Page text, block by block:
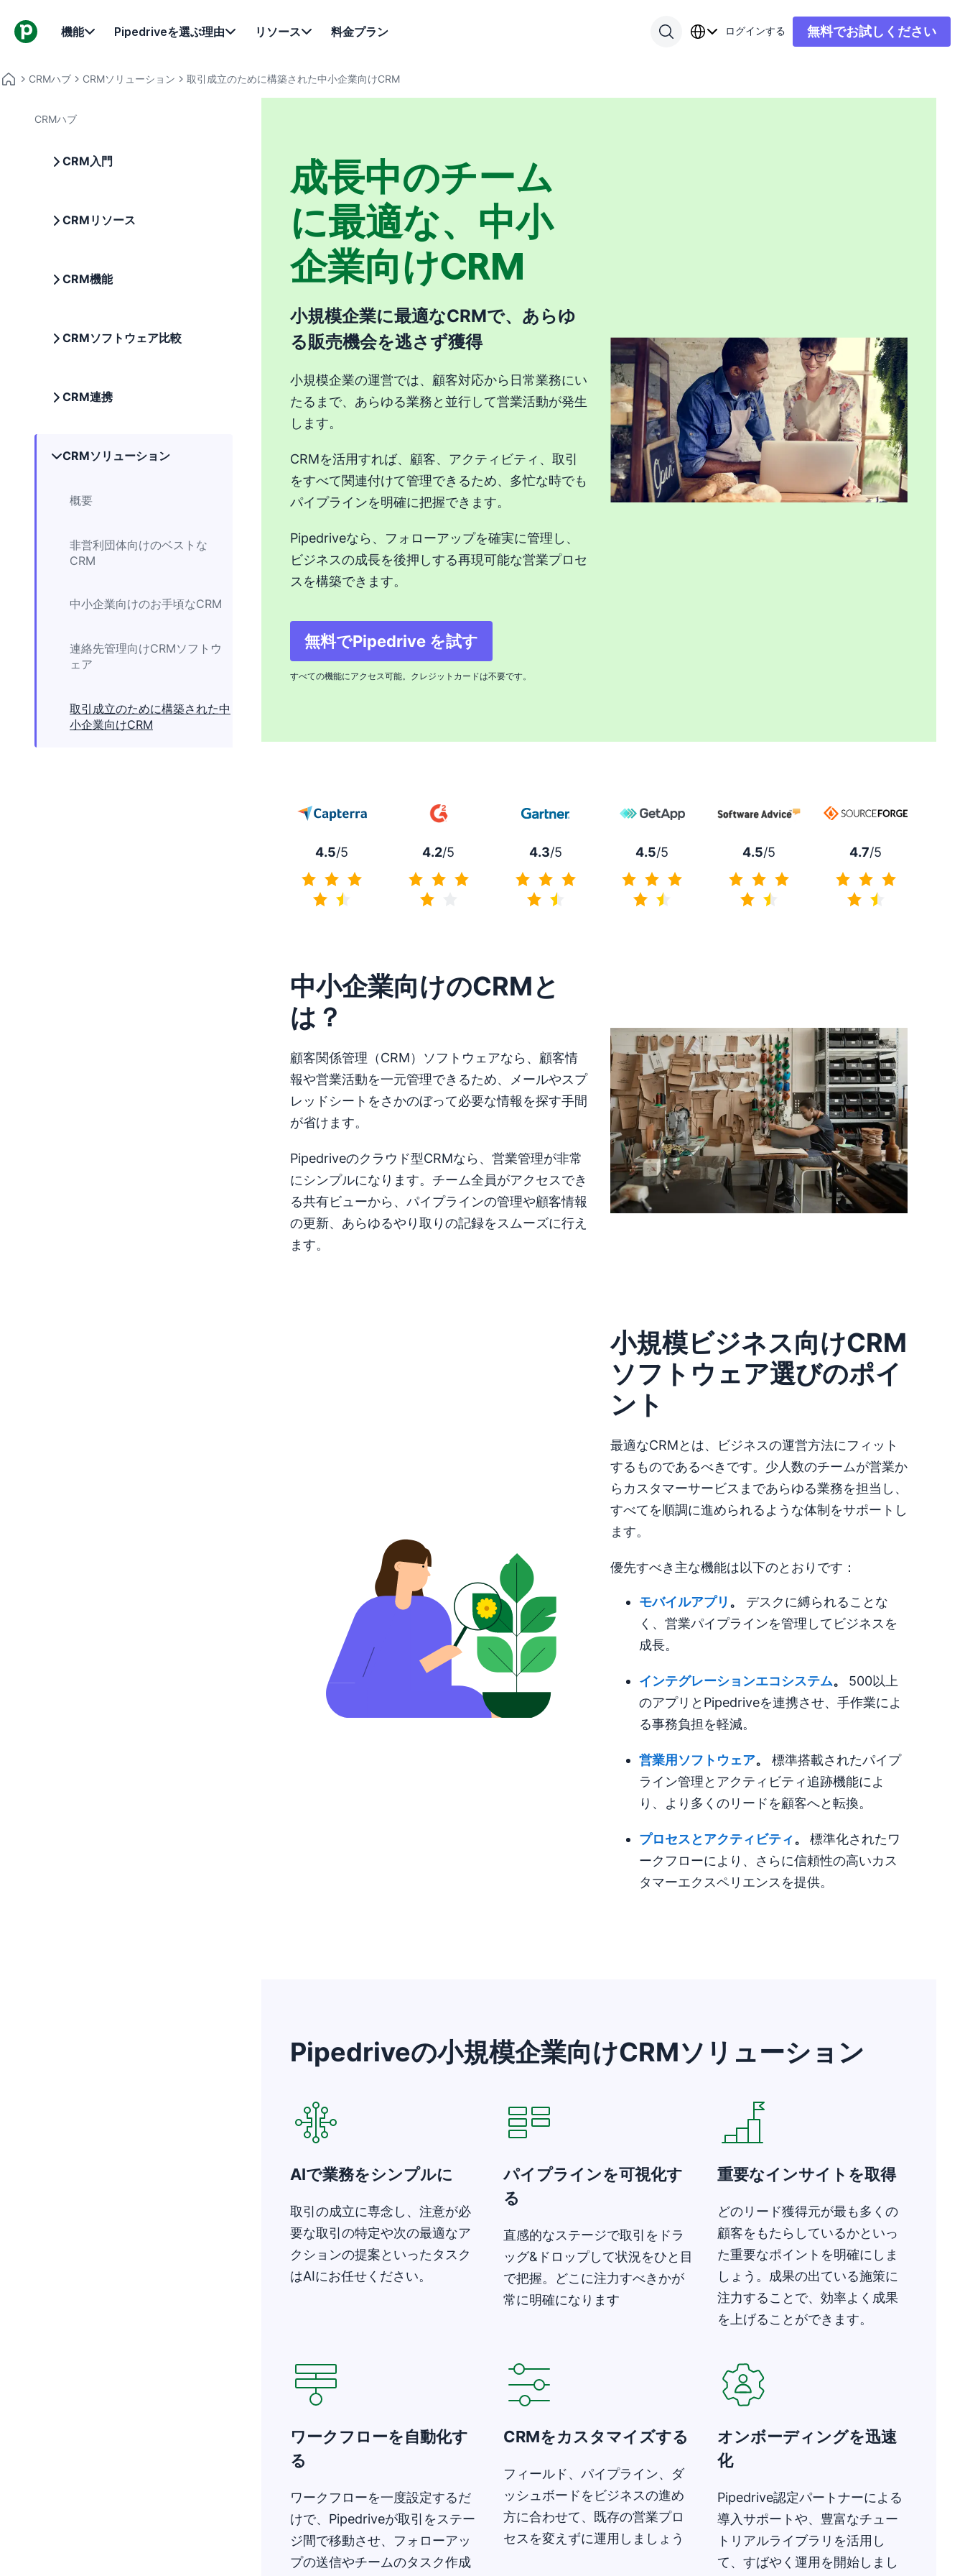
機能 Pipedriveを選ぶ理由 リソース 料金プラン ログインする 無料でお試しください
CRMハブ CRMソリューション 取引成立のために構築された中小企業向けCRM
成長中のチーム
に最適な、中小
企業向けCRM
小規模企業に最適なCRMで、あらゆ
る販売機会を逃さず獲得
小規模企業の運営では、顧客対応から日常業務にい
たるまで、あらゆる業務と並行して営業活動が発生
します。
CRMを活用すれば、顧客、アクティビティ、取引
をすべて関連付けて管理できるため、多忙な時でも
パイプラインを明確に把握できます。
Pipedriveなら、フォローアップを確実に管理し、
ビジネスの成長を後押しする再現可能な営業プロセ
スを構築できます。
無料でPipedrive を試す
新しいウィンドウで開く
すべての機能にアクセス可能。クレジットカードは不要です。
4.5/5
4.5/5
4.2/5 4.3/5
4.3/5
4.5/5
4.5/5
4.5/5
4.5/5
4.7/5
4.7/5
中小企業向けのCRMと
は？
顧客関係管理（CRM）ソフトウェアなら、顧客情
報や営業活動を一元管理できるため、メールやスプ
レッドシートをさかのぼって必要な情報を探す手間
が省けます。
Pipedriveのクラウド型CRMなら、営業管理が非常
にシンプルになります。チーム全員がアクセスでき
る共有ビューから、パイプラインの管理や顧客情報
の更新、あらゆるやり取りの記録をスムーズに行え
ます。
小規模ビジネス向けCRM
ソフトウェア選びのポイ
ント
最適なCRMとは、ビジネスの運営方法にフィット
するものであるべきです。少人数のチームが営業か
らカスタマーサービスまであらゆる業務を担当し、
すべてを順調に進められるような体制をサポートし
ます。
優先すべき主な機能は以下のとおりです：
モバイルアプリ 。
デスクに縛られることな
く、営業パイプラインを管理してビジネスを
成長。
インテグレーションエコシステム。 500以上
のアプリとPipedriveを連携させ、手作業によ
る事務負担を軽減。
営業用ソフトウェア。
標準搭載されたパイプ
ライン管理とアクティビティ追跡機能によ
り、より多くのリードを顧客へと転換。
プロセスとアクティビティ。 標準化されたワ
ークフローにより、さらに信頼性の高いカス
タマーエクスペリエンスを提供。
Pipedriveの小規模企業向けCRMソリューション
AIで業務をシンプルに
取引の成立に専念し、注意が必
要な取引の特定や次の最適なア
クションの提案といったタスク
はAIにお任せください。
パイプラインを可視化す
る
直感的なステージで取引をドラ
ッグ&ドロップして状況をひと目
で把握。どこに注力すべきかが
常に明確になります
重要なインサイトを取得
どのリード獲得元が最も多くの
顧客をもたらしているかといっ
た重要なポイントを明確にしま
しょう。成果の出ている施策に
注力することで、効率よく成果
を上げることができます。
ワークフローを自動化す
る
ワークフローを一度設定するだ
けで、Pipedriveが取引をステー
ジ間で移動させ、フォローアッ
プの送信やチームのタスク作成
CRMをカスタマイズする
フィールド、パイプライン、ダ
ッシュボードをビジネスの進め
方に合わせて、既存の営業プロ
セスを変えずに運用しましょう
オンボーディングを迅速
化
Pipedrive認定パートナーによる
導入サポートや、豊富なチュー
トリアルライブラリを活用し
て、すばやく運用を開始しまし
CRMハブ
CRM入門
CRMリソース
CRM機能
CRMソフトウェア比較
CRM連携
CRMソリューション
概要
非営利団体向けのベストな
CRM
中小企業向けのお手頃なCRM
連絡先管理向けCRMソフトウ
ェア
取引成立のために構築された中
小企業向けCRM